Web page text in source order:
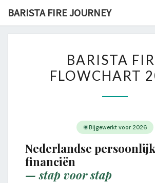
content
BARISTA FIRE JOURNEY
FIRE
BARISTA
FLOWCHART
Bijgewerkt voor 2026
Nederlandse
financiën
— stap voor stap